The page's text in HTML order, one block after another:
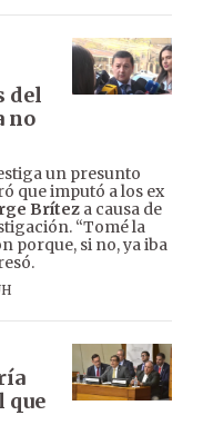
del
no
un presunto
que imputó a los ex
Brítez a causa de
“Tomé la
porque, si no, ya iba
que